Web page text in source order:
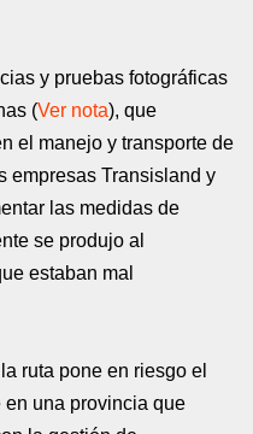
y pruebas fotográficas
(Ver nota), que
el manejo y transporte de
empresas Transisland y
las medidas de
se produjo al
estaban mal
ruta pone en riesgo el
una provincia que